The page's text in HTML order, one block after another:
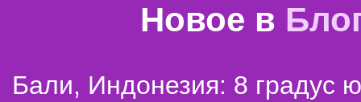
Новое в
Бали, Индонезия: 8 градус